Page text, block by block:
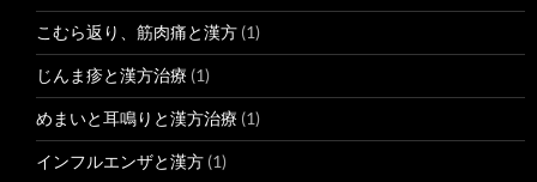
こむら返り、筋肉痛と漢方 (1)
じんま疹と漢方治療 (1)
めまいと耳鳴りと漢方治療 (1)
インフルエンザと漢方 (1)